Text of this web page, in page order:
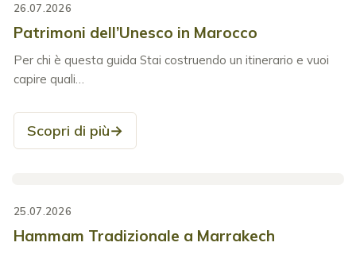
26.07.2026
Patrimoni dell’Unesco in Marocco
Per chi è questa guida Stai costruendo un itinerario e vuoi
capire quali…
Scopri di più→
25.07.2026
Hammam Tradizionale a Marrakech